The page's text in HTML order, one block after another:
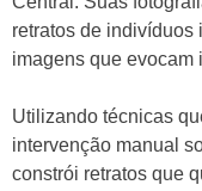
retratos de indivíduos
imagens que evocam
Utilizando técnicas
intervenção manual
constrói retratos que